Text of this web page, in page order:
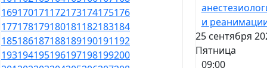
169170171172173174175176
177178179180181182183184
185186187188189190191192
193194195196197198199200
и
25 сентября
Пятница
09:00